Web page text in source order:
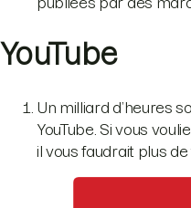
YouTube
Un milliard d’heures
YouTube. Si vous
il vous faudrait plus de